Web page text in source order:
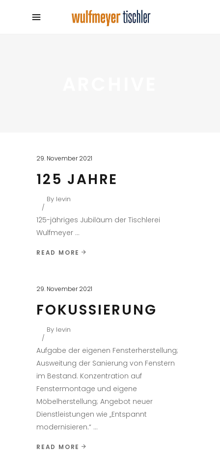
29. November 2021
125 JAHRE
By levin
125-jähriges Jubiläum der Tischlerei
Wulfmeyer
READ MORE
29. November 2021
FOKUSSIERUNG
By levin
Aufgabe der eigenen Fensterherstellung;
Ausweitung der Sanierung von Fenstern
im Bestand. Konzentration auf
Fenstermontage und eigene
Möbelherstellung; Angebot neuer
Dienstleistungen wie „Entspannt
modernisieren.“
READ MORE